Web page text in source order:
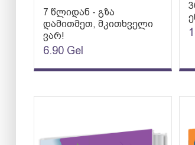
7 წლიდან - გზა
დამითმეთ, მკითხველი
ვარ!
6.90 Gel